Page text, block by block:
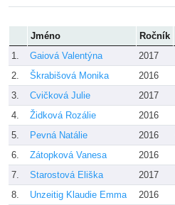
Jméno Ročník
1.
Gaiová Valentýna 2017
2.
Škrabišová Monika 2016
3.
Cvičková Julie 2017
4.
Židková Rozálie 2016
5.
Pevná Natálie 2016
6.
Zátopková Vanesa 2016
7.
Starostová Eliška 2017
8.
Unzeitig Klaudie Emma 2016